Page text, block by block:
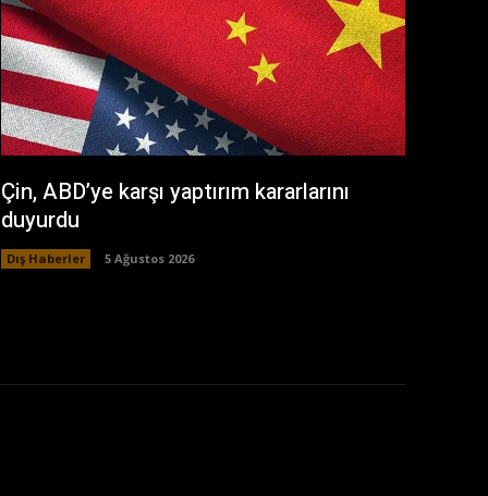
Çin, ABD’ye karşı yaptırım kararlarını
duyurdu
Dış Haberler 5 Ağustos 2026